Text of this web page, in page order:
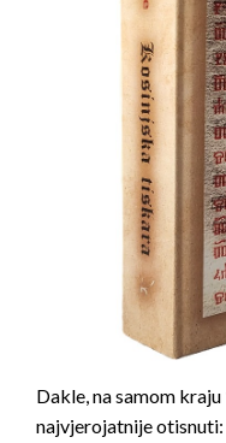
Dakle, na samom
najvjerojatnije